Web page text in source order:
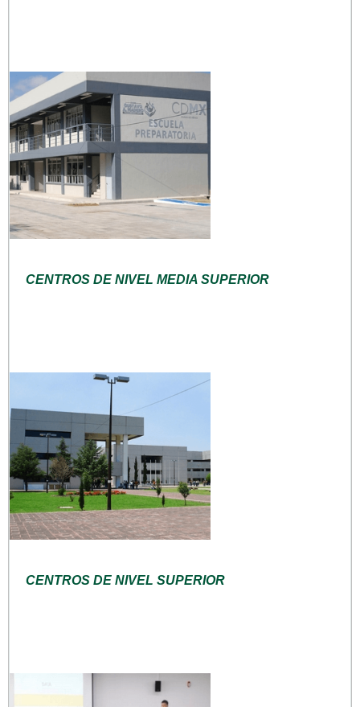
CENTROS DE NIVEL MEDIA SUPERIOR
CENTROS DE NIVEL SUPERIOR